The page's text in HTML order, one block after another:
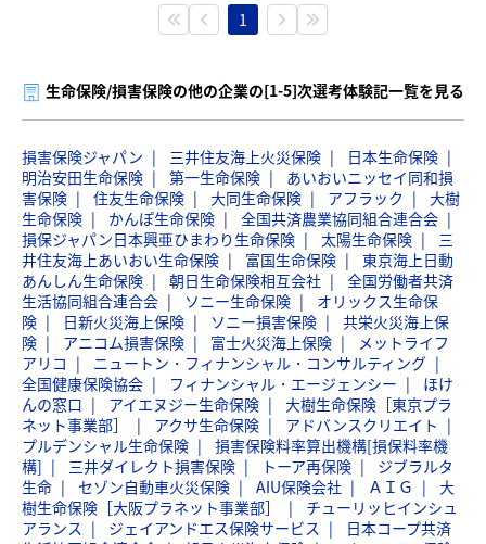
1
生命保険/損害保険の他の企業の[1-5]次選考体験記一覧を見る
損害保険ジャパン 三井住友海上火災保険
日本生命保険
明治安田生命保険
第一生命保険
あいおいニッセイ同和損
害保険
住友生命保険 大同生命保険 アフラック
大樹
生命保険
かんぽ生命保険
全国共済農業協同組合連合会
損保ジャパン日本興亜ひまわり生命保険
太陽生命保険
三
井住友海上あいおい生命保険
富国生命保険
東京海上日動
あんしん生命保険
朝日生命保険相互会社
全国労働者共済
生活協同組合連合会
ソニー生命保険
オリックス生命保
険
日新火災海上保険 ソニー損害保険
共栄火災海上保
険
アニコム損害保険 富士火災海上保険
メットライフ
アリコ
ニュートン・フィナンシャル・コンサルティング
全国健康保険協会
フィナンシャル・エージェンシー
ほけ
んの窓口
アイエヌジー生命保険
大樹生命保険［東京プラ
ネット事業部］
アクサ生命保険
アドバンスクリエイト
プルデンシャル生命保険
損害保険料率算出機構[損保料率機
構]
三井ダイレクト損害保険 トーア再保険
ジブラルタ
生命
セゾン自動車火災保険 AIU保険会社 ＡＩＧ
大
樹生命保険［大阪プラネット事業部］
チューリッヒインシュ
アランス
ジェイアンドエス保険サービス
日本コープ共済